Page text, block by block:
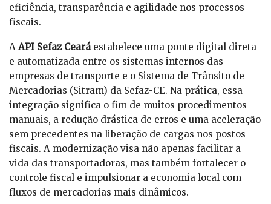
eficiência, transparência e agilidade nos processos
fiscais.
A API Sefaz Cearáestabelece uma ponte digital direta
e automatizada entre os sistemas internos das
empresas de transporte e o Sistema de Trânsito de
Mercadorias (Sitram) da Sefaz-CE. Na prática, essa
integração significa o fim de muitos procedimentos
manuais, a redução drástica de erros e uma aceleração
sem precedentes na liberação de cargas nos postos
fiscais. A modernização visa não apenas facilitar a
vida das transportadoras, mas também fortalecer o
controle fiscal e impulsionar a economia local com
fluxos de mercadorias mais dinâmicos.